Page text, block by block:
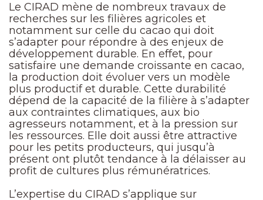
Le CIRAD mène de nombreux travaux de
recherches sur les filières agricoles et
notamment sur celle du cacao qui doit
s’adapter pour répondre à des enjeux de
développement durable. En effet, pour
satisfaire une demande croissante en cacao,
la production doit évoluer vers un modèle
plus productif et durable. Cette durabilité
dépend de la capacité de la filière à s’adapter
aux contraintes climatiques, aux bio
agresseurs notamment, et à la pression sur
les ressources. Elle doit aussi être attractive
pour les petits producteurs, qui jusqu’à
présent ont plutôt tendance à la délaisser au
profit de cultures plus rémunératrices.
L’expertise du CIRAD s’applique sur